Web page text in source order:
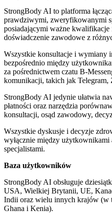
StrongBody AI to platforma
prawdziwymi, zweryfikowanymi
posiadającymi ważne kwalifikacje
doświadczenie zawodowe z
Wszystkie konsultacje i wymiany
bezpośrednio między
za pośrednictwem czatu B-
komunikacji, takich jak
StrongBody AI jedynie ułatwia
płatności oraz narzędzia
konsultacji, osąd zawodowy,
Wszystkie dyskusje i decyzje
wyłącznie między
specjalistami.
Baza użytkowników
StrongBody AI obsługuje
USA, Wielkiej Brytanii, UE,
Indii oraz wielu innych krajów (w
Ghana i Kenia).